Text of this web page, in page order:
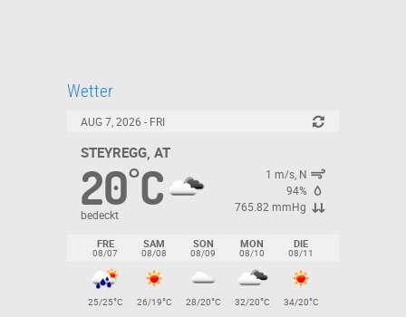
Wetter
AUG 7, 2026 - FRI
STEYREGG, AT
20°C
bedeckt
1 m/s, N
94%
765.82 mmHg
FRE
08/07
SAM
08/08
SON
08/09
MON
08/10
DIE
08/11
25/25°C 26/19°C 28/20°C 32/20°C 34/20°C